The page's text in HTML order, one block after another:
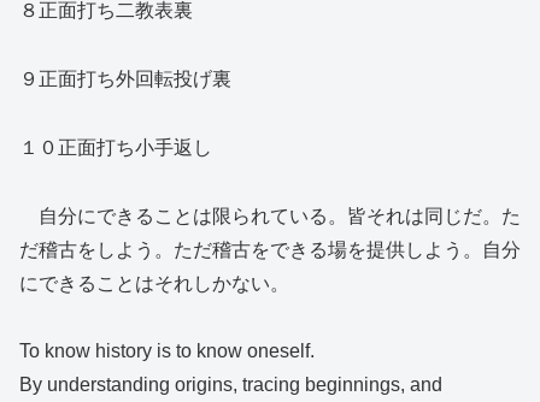
８正面打ち二教表裏
９正面打ち外回転投げ裏
１０正面打ち小手返し
自分にできることは限られている。皆それは同じだ。た
だ稽古をしよう。ただ稽古をできる場を提供しよう。自分
にできることはそれしかない。
To know history is to know oneself.
By understanding origins, tracing beginnings, and